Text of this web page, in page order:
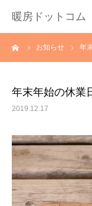
暖房ドットコム
お知らせ 年
年末年始の休業
2019.12.17
選ばれる理由
会社概要